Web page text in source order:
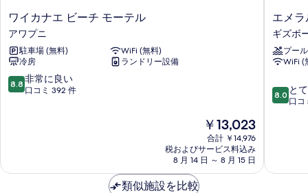
べ
て
の
写
真
す
ワ
イ
カ
ナ
エ
ビ
ー
ワ
ワイカナエ ビーチ モーテル
アワプニ
駐車場 (無料)
WiFi (無料)
冷房
ランドリー設備
10
段
良
8.8 非常に良い
口コミ 392 件
現
在
の
料
金
￥13,023
合計 ￥14,976
税およびサービス料込み
8 月 14 日 ～ 8 月 15 日
エ
メ
ラ
ル
ド
テ
ル
中
エメ
ギズボ
プール
WiFi (
10
段
も
8.0 と
口コ
類似施設を比較